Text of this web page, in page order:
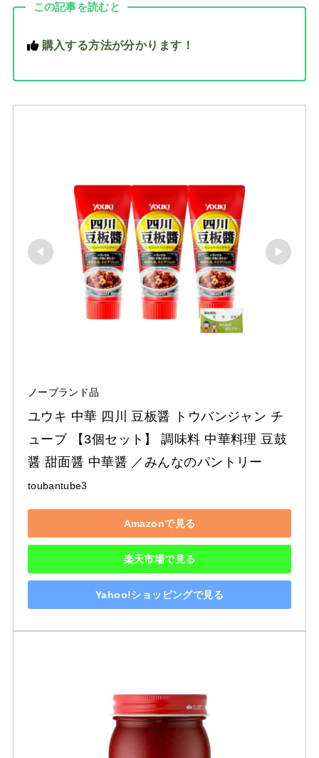
この記事を読むと
購入する方法が分かります！
ノーブランド品
ユウキ 中華 四川 豆板醤 トウバンジャン チ
ューブ 【3個セット】 調味料 中華料理 豆鼓
醤 甜面醤 中華醤 ／みんなのパントリー
toubantube3
Amazonで見る
楽天市場で見る
Yahoo!ショッピングで見る